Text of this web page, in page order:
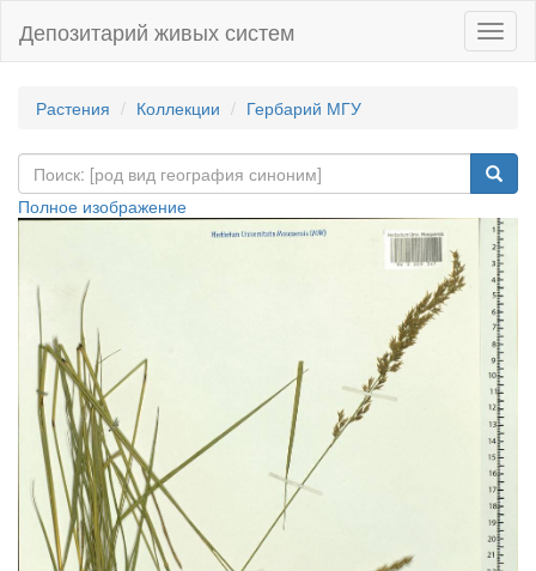
Депозитарий живых систем
Растения Коллекции Гербарий МГУ
Полное изображение